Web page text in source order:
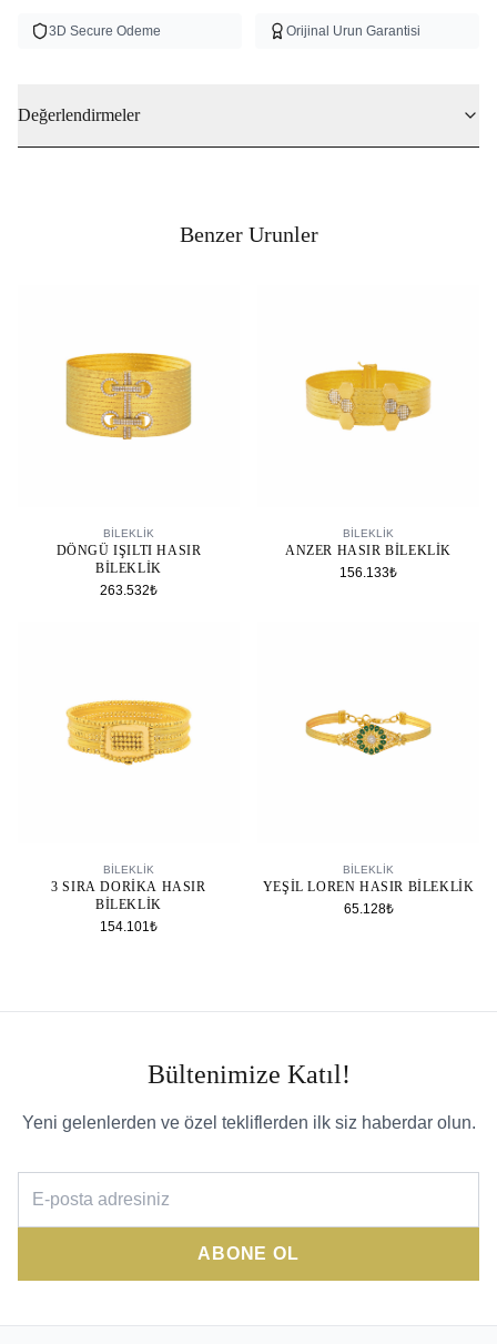
3D Secure Odeme Orijinal Urun Garantisi
Değerlendirmeler
Benzer Urunler
BİLEKLİK
DÖNGÜ IŞILTI HASIR
BILEKLIK
263.532₺
BİLEKLİK
ANZER HASIR BILEKLIK
156.133₺
BİLEKLİK
3 SIRA DORIKA HASIR
BILEKLIK
154.101₺
BİLEKLİK
YEŞIL LOREN HASIR BILEKLIK
65.128₺
Bültenimize Katıl!
Yeni gelenlerden ve özel tekliflerden ilk siz haberdar olun.
ABONE OL